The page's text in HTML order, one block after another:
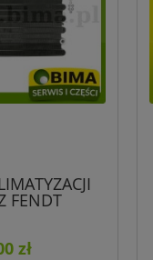
FENDT
zł